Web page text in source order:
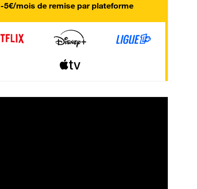
-5€/mois de remise par plateforme